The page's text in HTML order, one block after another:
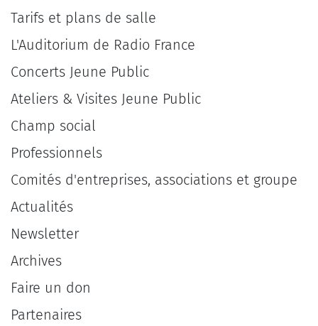
Tarifs et plans de salle
L'Auditorium de Radio France
Concerts Jeune Public
Ateliers & Visites Jeune Public
Champ social
Professionnels
Comités d'entreprises, associations et groupe
Actualités
Newsletter
Archives
Faire un don
Partenaires